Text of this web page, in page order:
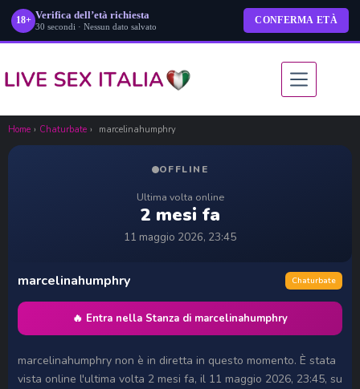
18+ Verifica dell’età richiesta
30 secondi · Nessun dato salvato
CONFERMA ETÀ
contenuto
Home › Chaturbate › marcelinahumphry
OFFLINE
Ultima volta online
2 mesi fa
11 maggio 2026, 23:45
marcelinahumphry Chaturbate
🔥 Entra nella Stanza di marcelinahumphry
marcelinahumphry non è in diretta in questo momento. È stata
vista online l'ultima volta 2 mesi fa, il 11 maggio 2026, 23:45, su